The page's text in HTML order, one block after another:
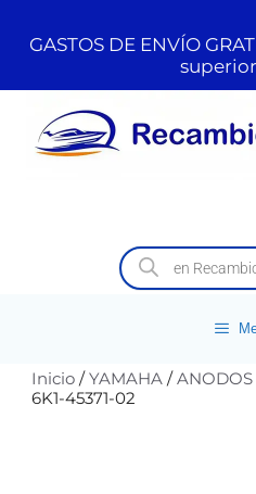
GASTOS DE ENVÍO
Inicio /YAMAHA /
6K1-45371-02